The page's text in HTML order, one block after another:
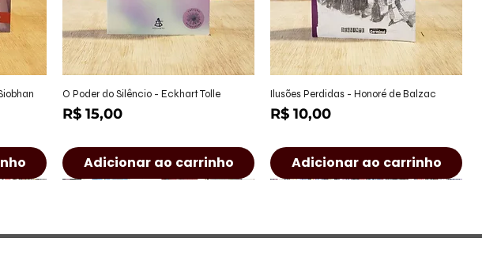
Visualização rápida
O Poder do Silêncio - Eckhart Tolle
Preço
R$ 15,00
Adicionar ao carrinho
Visualização rápida
Ilusões Perdidas - Honoré de Balzac
Preço
R$ 10,00
Adicionar ao carrinho